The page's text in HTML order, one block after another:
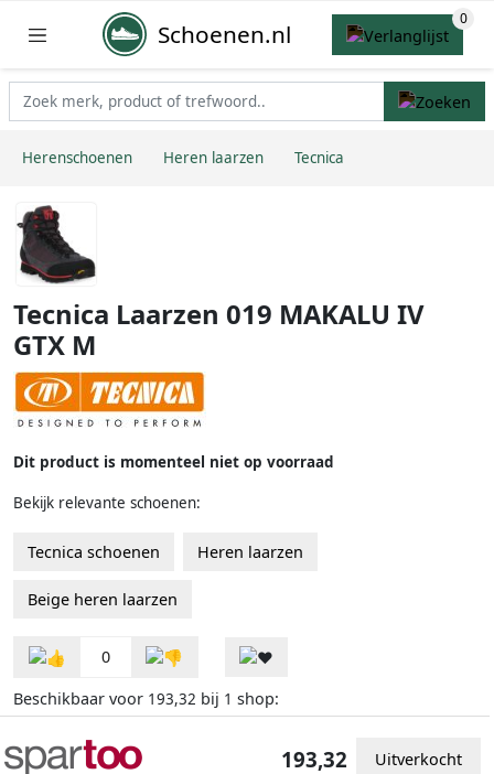
Schoenen.nl
Herenschoenen Heren laarzen Tecnica
Tecnica Laarzen 019 MAKALU IV
GTX M
Dit product is momenteel niet op voorraad
Bekijk relevante schoenen:
Tecnica schoenen Heren laarzen
Beige heren laarzen
0
Beschikbaar voor 193,32 bij 1 shop:
193,32 Uitverkocht